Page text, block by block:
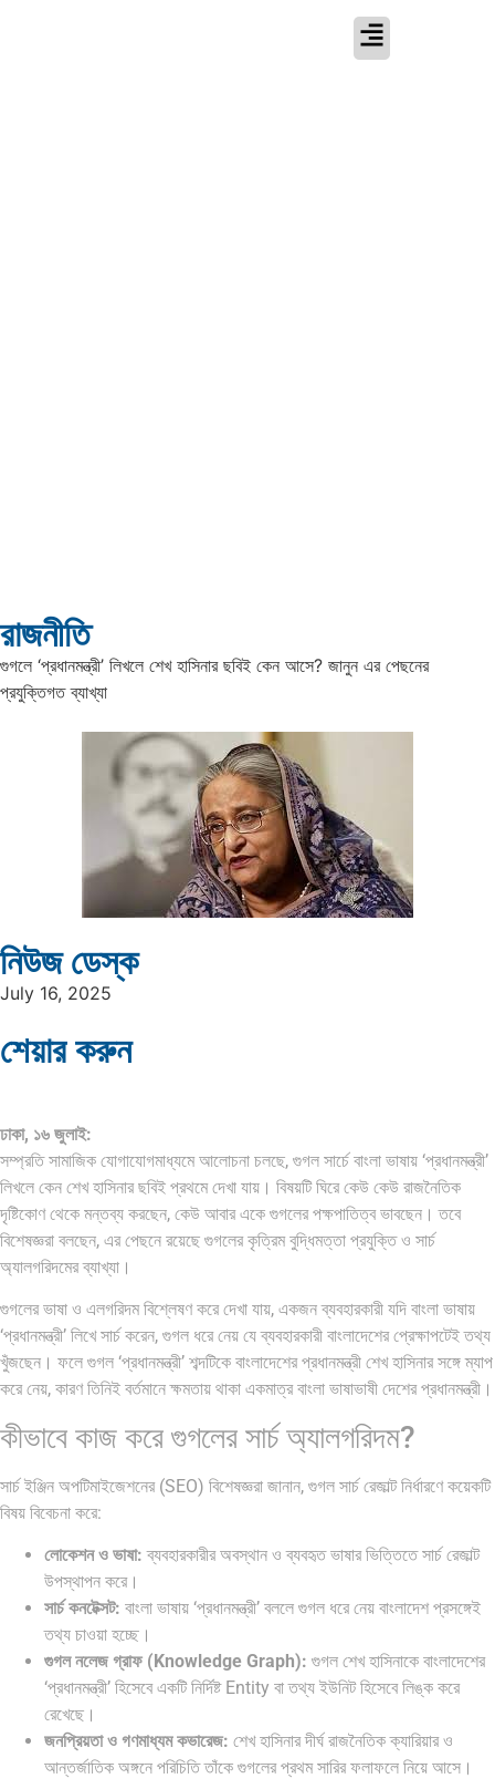
রাজনীতি
গুগলে ‘প্রধানমন্ত্রী’ লিখলে শেখ হাসিনার ছবিই কেন আসে? জানুন এর পেছনের
প্রযুক্তিগত ব্যাখ্যা
নিউজ ডেস্ক
July 16, 2025
শেয়ার করুন
ঢাকা, ১৬ জুলাই:
সম্প্রতি সামাজিক যোগাযোগমাধ্যমে আলোচনা চলছে, গুগল সার্চে বাংলা ভাষায় ‘প্রধানমন্ত্রী’
লিখলে কেন শেখ হাসিনার ছবিই প্রথমে দেখা যায়। বিষয়টি ঘিরে কেউ কেউ রাজনৈতিক
দৃষ্টিকোণ থেকে মন্তব্য করছেন, কেউ আবার একে গুগলের পক্ষপাতিত্ব ভাবছেন। তবে
বিশেষজ্ঞরা বলছেন, এর পেছনে রয়েছে গুগলের কৃত্রিম বুদ্ধিমত্তা প্রযুক্তি ও সার্চ
অ্যালগরিদমের ব্যাখ্যা।
গুগলের ভাষা ও এলগরিদম বিশ্লেষণ করে দেখা যায়, একজন ব্যবহারকারী যদি বাংলা ভাষায়
‘প্রধানমন্ত্রী’ লিখে সার্চ করেন, গুগল ধরে নেয় যে ব্যবহারকারী বাংলাদেশের প্রেক্ষাপটেই তথ্য
খুঁজছেন। ফলে গুগল ‘প্রধানমন্ত্রী’ শব্দটিকে বাংলাদেশের প্রধানমন্ত্রী শেখ হাসিনার সঙ্গে ম্যাপ
করে নেয়, কারণ তিনিই বর্তমানে ক্ষমতায় থাকা একমাত্র বাংলা ভাষাভাষী দেশের প্রধানমন্ত্রী।
কীভাবে কাজ করে গুগলের সার্চ অ্যালগরিদম?
সার্চ ইঞ্জিন অপটিমাইজেশনের (SEO) বিশেষজ্ঞরা জানান, গুগল সার্চ রেজাল্ট নির্ধারণে কয়েকটি
বিষয় বিবেচনা করে:
লোকেশন ও ভাষা: ব্যবহারকারীর অবস্থান ও ব্যবহৃত ভাষার ভিত্তিতে সার্চ রেজাল্ট
উপস্থাপন করে।
সার্চ কনটেক্সট: বাংলা ভাষায় ‘প্রধানমন্ত্রী’ বললে গুগল ধরে নেয় বাংলাদেশ প্রসঙ্গেই
তথ্য চাওয়া হচ্ছে।
গুগল নলেজ গ্রাফ (Knowledge Graph): গুগল শেখ হাসিনাকে বাংলাদেশের
‘প্রধানমন্ত্রী’ হিসেবে একটি নির্দিষ্ট Entity বা তথ্য ইউনিট হিসেবে লিঙ্ক করে
রেখেছে।
জনপ্রিয়তা ও গণমাধ্যম কভারেজ: শেখ হাসিনার দীর্ঘ রাজনৈতিক ক্যারিয়ার ও
আন্তর্জাতিক অঙ্গনে পরিচিতি তাঁকে গুগলের প্রথম সারির ফলাফলে নিয়ে আসে।